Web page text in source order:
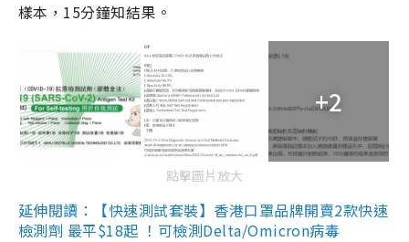
樣本，15分鐘知結果。
+2
點擊圖片放大
延伸閱讀：【快速測試套裝】香港口罩品牌開賣2款快速
檢測劑 最平$18起 ！可檢測Delta/Omicron病毒